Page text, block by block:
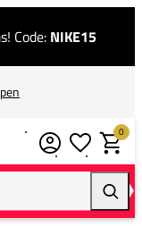
Code: NIKE15
0